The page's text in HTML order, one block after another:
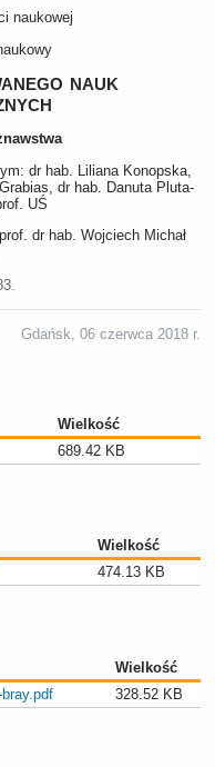
naukowej
nauk
dr hab. Liliana Konopska,
dr hab. Danuta Pluta-
UŚ
dr hab. Wojciech Michał
Gdańsk, 06 czerwca 2018 r.
Wielkość
689.42 KB
Wielkość
474.13 KB
Wielkość
328.52 KB